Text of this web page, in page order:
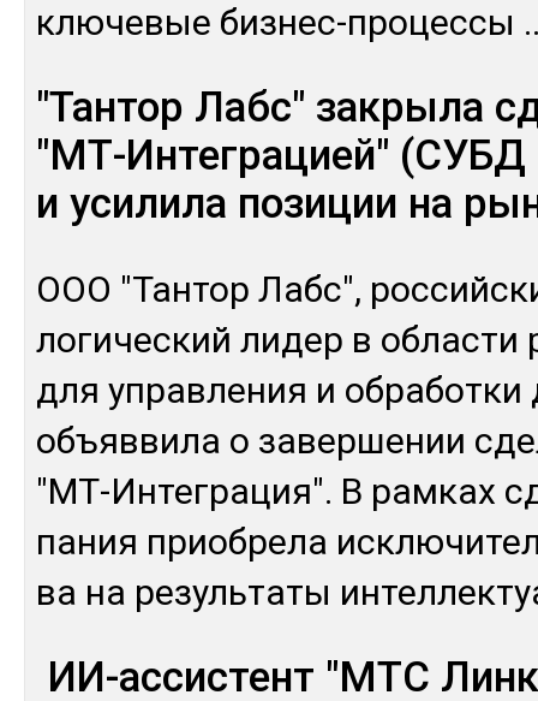
клю­чевые биз­нес-про­цес­сы
"Тантор Лабс" закрыла
"МТ-Интеграцией" (СУБД
и усилила позиции на
ООО "Тан­тор Лабс",
логи­чес­кий ли­дер в об­лас­ти
для уп­рав­ле­ния и
объ­яв­ви­ла о за­вер­ше­нии
"МТ-Ин­тег­ра­ция". В рам­ках
па­ния приоб­ре­ла
ва на ре­зуль­та­ты
ИИ-ассистент "МТС